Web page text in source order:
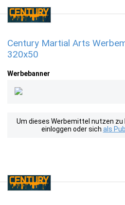
Century Martial Arts
320x50
Werbebanner
Um dieses Werbemittel nutzen zu
einloggen oder sich als